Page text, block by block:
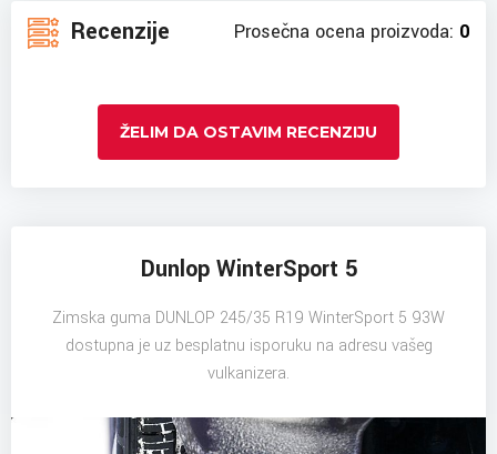
Recenzije Prosečna ocena proizvoda: 0
ŽELIM DA OSTAVIM RECENZIJU
Dunlop WinterSport 5
Zimska guma DUNLOP 245/35 R19 WinterSport 5 93W
dostupna je uz besplatnu isporuku na adresu vašeg
vulkanizera.